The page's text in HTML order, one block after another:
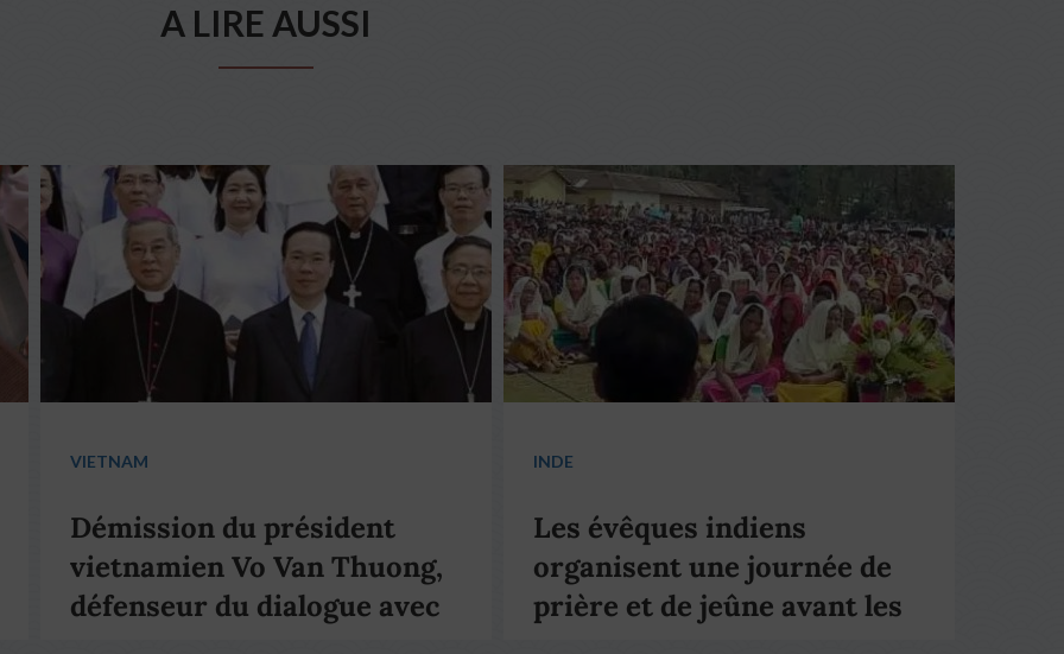
A LIRE AUSSI
VIETNAM
Démission du président
vietnamien Vo Van Thuong,
défenseur du dialogue avec
INDE
Les évêques indiens
organisent une journée de
prière et de jeûne avant les